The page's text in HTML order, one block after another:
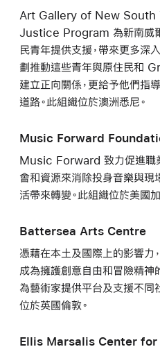
Art Gallery of New South
Justice Program 為新南威
民青年提供支援，帶來更多深
劃推動這些青年與原住民和
建立正向關係，更給予他們指
道路。此組織位於澳洲悉尼。
Music Forward
Music Forward 致力促進職
會和資源來消除投身音樂與現
活帶來轉變。此組織位於美國
Battersea Arts Centre
憑藉在本土及國際上的影響
成為擁護創意自由和冒險精神
為藝術家提供平台及支援不同
位於英國倫敦。
Ellis Marsalis Center for